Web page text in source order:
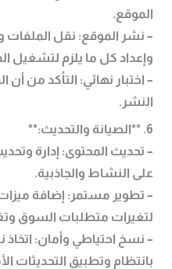
الموقع.
– نشر الموقع: نقل الملفات
وإعداد كل ما يلزم لتشغيل
– اختبار نهائي: التأكد من
النشر.
6. **الصيانة والتحديث:**
– تحديث المحتوى: إدارة
على النشاط والجاذبية.
– تطوير مستمر: إضافة
لتغيرات متطلبات السوق
– نسخ احتياطي وأمان:
بانتظام وتطبيق التحديثات